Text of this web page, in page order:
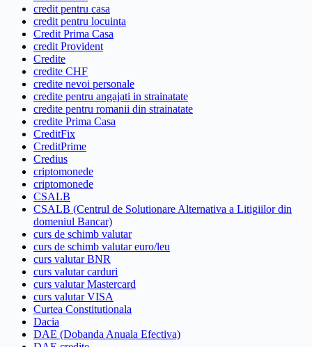
credit pentru casa
credit pentru locuinta
Credit Prima Casa
credit Provident
Credite
credite CHF
credite nevoi personale
credite pentru angajati in strainatate
credite pentru romanii din strainatate
credite Prima Casa
CreditFix
CreditPrime
Credius
criptomonede
criptomonede
CSALB
CSALB (Centrul de Solutionare Alternativa a Litigiilor din
domeniul Bancar)
curs de schimb valutar
curs de schimb valutar euro/leu
curs valutar BNR
curs valutar carduri
curs valutar Mastercard
curs valutar VISA
Curtea Constitutionala
Dacia
DAE (Dobanda Anuala Efectiva)